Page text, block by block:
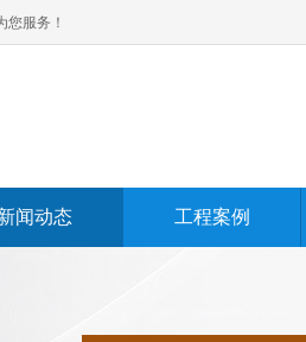
服务！
闻动态 工程案例